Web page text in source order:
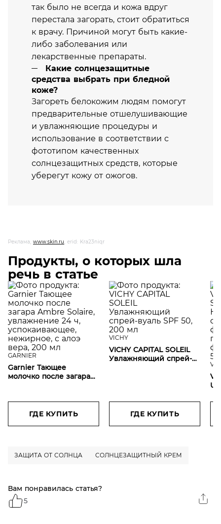
так было не всегда и кожа вдруг
перестала загорать, стоит обратиться
к врачу. Причиной могут быть какие-
либо заболевания или
лекарственные препараты.
Какие солнцезащитные
средства выбрать при бледной
коже?
Загореть белокожим людям помогут
предварительные отшелушивающие
и увлажняющие процедуры и
использование в соответствии с
фототипом качественных
солнцезащитных средств, которые
уберегут кожу от ожогов.
Реклама, www.skin.ru, erid: Kra23niqr
Продукты, о которых шла
речь в статье
GARNIER
Garnier Тающее
молочко после загара
успокаивающее,
нежирное, с алоэ вера,
200 мл
ГДЕ КУПИТЬ
VICHY
VICHY CAPITAL SOLEIL
Увлажняющий спрей-
ГДЕ КУПИТЬ
ЗАЩИТА ОТ СОЛНЦА СОЛНЦЕЗАЩИТНЫЙ КРЕМ
Вам понравилась статья?
5